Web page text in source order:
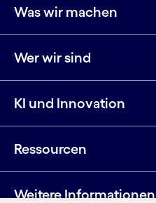
Was wir machen
Wer wir sind
KI und Innovation
Ressourcen
Weitere Informationen